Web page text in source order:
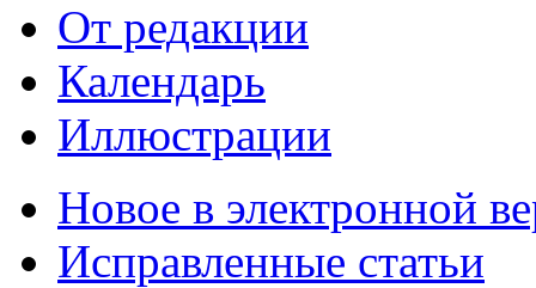
От редакции
Календарь
Иллюстрации
Новое в электронной
Исправленные статьи